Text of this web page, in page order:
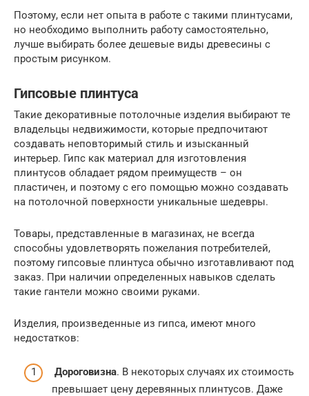
Поэтому, если нет опыта в работе с такими плинтусами,
но необходимо выполнить работу самостоятельно,
лучше выбирать более дешевые виды древесины с
простым рисунком.
Гипсовые плинтуса
Такие декоративные потолочные изделия выбирают те
владельцы недвижимости, которые предпочитают
создавать неповторимый стиль и изысканный
интерьер. Гипс как материал для изготовления
плинтусов обладает рядом преимуществ – он
пластичен, и поэтому с его помощью можно создавать
на потолочной поверхности уникальные шедевры.
Товары, представленные в магазинах, не всегда
способны удовлетворять пожелания потребителей,
поэтому гипсовые плинтуса обычно изготавливают под
заказ. При наличии определенных навыков сделать
такие гантели можно своими руками.
Изделия, произведенные из гипса, имеют много
недостатков:
Дороговизна. В некоторых случаях их стоимость
превышает цену деревянных плинтусов. Даже